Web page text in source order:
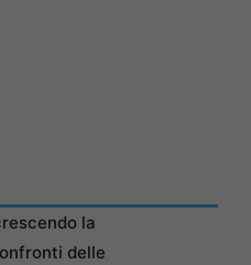
la
delle